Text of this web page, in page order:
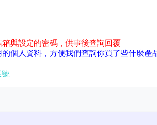
與設定的密碼，供事後查詢回覆
個人資料，方便我們查詢你買了些什麼產
號